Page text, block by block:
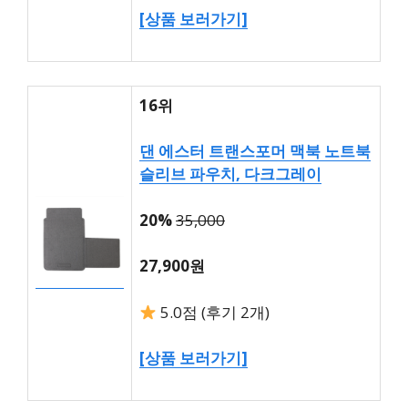
[상품 보러가기]
16위
댄 에스터 트랜스포머 맥북 노트북
슬리브 파우치, 다크그레이
20%35,000
27,900원
5.0점 (후기 2개)
[상품 보러가기]